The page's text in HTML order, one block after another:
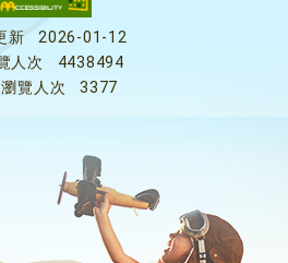
新
2026-01-12
人次
4438494
覽人次
3377